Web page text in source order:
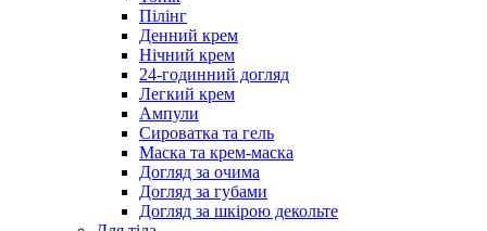
Пілінг
Денний крем
Нічний крем
24-годинний догляд
Легкий крем
Ампули
Сироватка та гель
Маска та крем-маска
Догляд за очима
Догляд за губами
Догляд за шкірою декольте